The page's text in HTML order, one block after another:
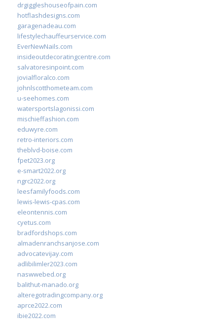
drgiggleshouseofpain.com
hotflashdesigns.com
garagenadeau.com
lifestylechauffeurservice.com
EverNewNails.com
insideoutdecoratingcentre.com
salvatoresinpoint.com
jovialfloralco.com
johnlscotthometeam.com
u-seehomes.com
watersportslagonissi.com
mischieffashion.com
eduwyre.com
retro-interiors.com
theblvd-boise.com
fpet2023.org
e-smart2022.org
ngrc2022.org
leesfamilyfoods.com
lewis-lewis-cpas.com
eleontennis.com
cyetus.com
bradfordshops.com
almadenranchsanjose.com
advocatevijay.com
adlibilimler2023.com
naswwebed.org
balithut-manado.org
alteregotradingcompany.org
aprce2022.com
ibie2022.com